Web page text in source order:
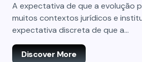
A expectativa de que a evolução
muitos contextos jurídicos e
expectativa discreta de que a…
Discover More